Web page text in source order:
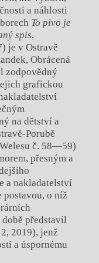
a náhlosti
To pivo je
spis,
je v Ostravě
Obrácená
zodpovědný
grafickou
na dětství a
Porubě
č. 58—59)
přesným a
a nakladatelství
o níž
představil
2019), jenž
a úspornému